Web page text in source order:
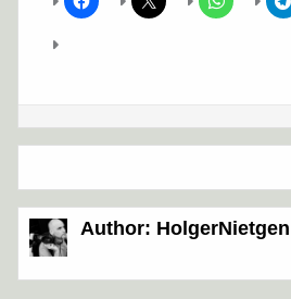
Author: HolgerNietgen